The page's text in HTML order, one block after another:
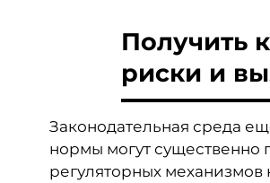
Получить
риски и
Законодательная среда
нормы могут существенно
регуляторных